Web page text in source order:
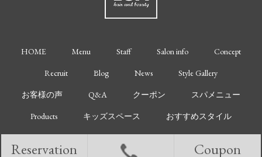
Reservation Coupon
HOME Menu Staff Salon info Concept
Recruit Blog News Style Gallery
お客様の声 Q&A クーポン スパメニュー
Products キッズスペース おすすめスタイル